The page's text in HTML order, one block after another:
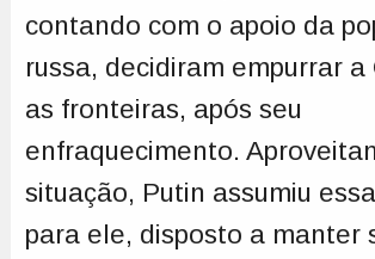
contando com o apoio da
russa, decidiram empurrar
as fronteiras, após seu
enfraquecimento.
situação, Putin assumiu
para ele, disposto a manter